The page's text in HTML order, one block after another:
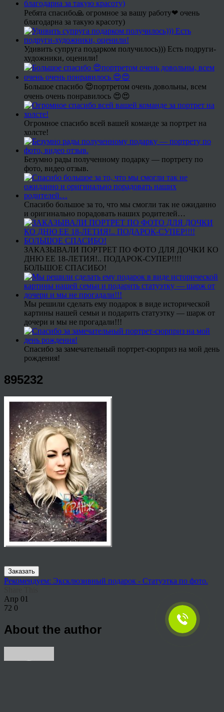
Ребята спасибо🙏 огромное за вашу работу❤ очень
благодарна за такую красоту)
Удивить супруга подарком получилось))) Есть подруги-
художники, оценили!
Большое спасибо 😍портретом очень довольны, всем
очень очень понравилось 😍😍
Огромное спасибо всей вашей команде за портрет на
холсте!
Безумно рады полученному подарку — портрету по
фото, видео отзыв.
Спасибо большое за то, что мы смогли так не ожиданно
и оригинально порадовать наших родителей…
ЗАКАЗЫВАЛИ ПОРТРЕТ ПО ФОТО ДЛЯ ДОЧКИ КО
ДНЮ ЕЕ 18-ЛЕТИЯ!.. ПОДАРОК-СУПЕР!!!!
БОЛЬШОЕ СПАСИБО!
Мы решили сделать ему подарок в виде исторической
картины нашей семьи и подарить статуэтку — шарж от
дочери и мы не прогадали!!!
Спасибо за замечательный портрет-сюрприз на мой день
рождения!
895232
Заказать
Рекомендуем: Эксклюзивный подарок - Статуэтка по фото.
Апр 01
72 0
About the author